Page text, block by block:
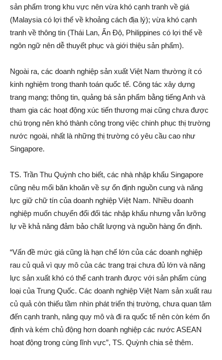
sản phẩm trong khu vực nên vừa khó cạnh tranh về giá
(Malaysia có lợi thế về khoảng cách địa lý); vừa khó cạnh
tranh về thông tin (Thái Lan, Ấn Độ, Philippines có lợi thế về
ngôn ngữ nên dễ thuyết phục và giới thiệu sản phẩm).
Ngoài ra, các doanh nghiệp sản xuất Việt Nam thường ít có
kinh nghiệm trong thanh toán quốc tế. Công tác xây dựng
trang mạng; thông tin, quảng bá sản phẩm bằng tiếng Anh và
tham gia các hoạt động xúc tiến thương mại cũng chưa được
chú trọng nên khó thành công trong việc chinh phục thị trường
nước ngoài, nhất là những thị trường có yêu cầu cao như
Singapore.
TS. Trần Thu Quỳnh cho biết, các nhà nhập khẩu Singapore
cũng nêu mối băn khoăn về sự ổn định nguồn cung và năng
lực giữ chữ tín của doanh nghiệp Việt Nam. Nhiều doanh
nghiệp muốn chuyển đổi đối tác nhập khẩu nhưng vẫn lưỡng
lự về khả năng đảm bảo chất lượng và nguồn hàng ổn định.
“Vấn đề mức giá cũng là hạn chế lớn của các doanh nghiệp
rau củ quả vì quy mô của các trang trại chưa đủ lớn và năng
lực sản xuất khó có thể canh tranh được với sản phẩm cùng
loại của Trung Quốc. Các doanh nghiệp Việt Nam sản xuất rau
củ quả còn thiếu tầm nhìn phát triển thị trường, chưa quan tâm
đến cạnh tranh, nâng quy mô và đi ra quốc tế nên còn kém ổn
định và kém chủ động hơn doanh nghiệp các nước ASEAN
hoạt động trong cùng lĩnh vực”, TS. Quỳnh chia sẻ thêm.